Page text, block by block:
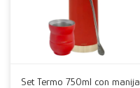
Set Termo 750ml con manija